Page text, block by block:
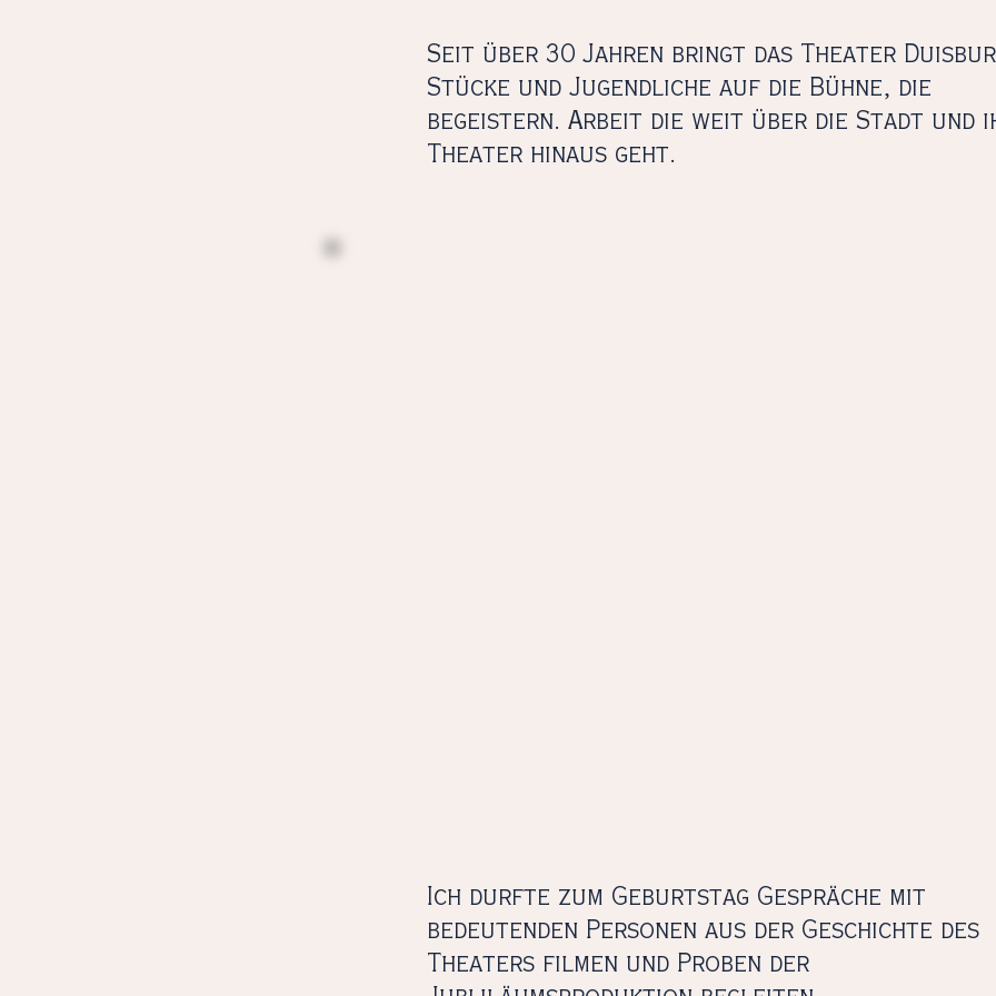
Seit über 30 Jahren bringt das Theater
Stücke und Jugendliche auf die Bühne, die
begeistern. Arbeit die weit über die Stadt und
Theater hinaus geht.
Ich durfte zum Geburtstag Gespräche mit
bedeutenden Personen aus der Geschichte des
Theaters filmen und Proben der